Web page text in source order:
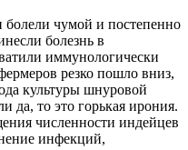
болели чумой и постепенно
болезнь в
иммунологически
резко пошло вниз,
культуры шнуровой
да, то это горькая ирония.
численности индейцев
инфекций,